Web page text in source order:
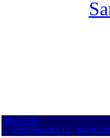
FRAGEN
? : DATENSCHUTZ :